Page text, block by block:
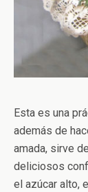
Esta es una
además de
amada, sirve
deliciosos
el azúcar alto,